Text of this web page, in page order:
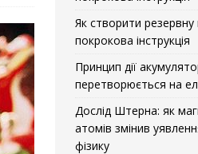
Як створити резервну
покрокова інструкція
Принцип дії
перетворюється на
Дослід Штерна: як
атомів змінив
фізику